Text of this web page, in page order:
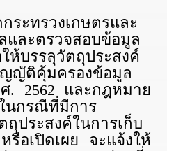
ระทรวงเกษตรและ
ละตรวจสอบข้อมูล
ห้บรรลุวัตถุประสงค์
ญัติคุ้มครองข้อมูล
. 2562 และกฎหมาย
นกรณีที่มีการ
ถุประสงค์ในการเก็บ
อเปิดเผย จะแจ้งให้